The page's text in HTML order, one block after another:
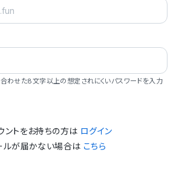
わせた8文字以上の想定されにくいパスワードを入力
ントをお持ちの方は ログイン
ルが届かない場合は こちら